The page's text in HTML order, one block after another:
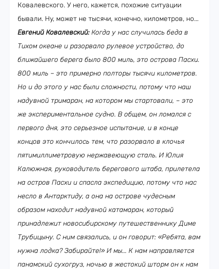
Ковалевского. У него, кажется, похожие ситуации
бывали. Ну, может не тысячи, конечно, километров, но...
Евгений Ковалевский:Когда у нас случилась беда в
Тихом океане и разорвало рулевое устройство, до
ближайшего берега было 800 миль, это острова Пасхи.
800 миль – это примерно полторы тысячи километров.
Но и до этого у нас были сложности, потому что наш
надувной тримаран, на котором мы стартовали, – это
же экспериментальное судно. В общем, он ломался с
первого дня, это серьезное испытание, и в конце
концов это кончилось тем, что разорвало в клочья
пятимиллиметровую нержавеющую сталь. И Юлия
Калюжная, руководитель берегового штаба, прилетела
на остров Пасхи и спасла экспедицию, потому что нас
несло в Антарктиду, а она на острове чудесным
образом находит надувной катамаран, который
принадлежит новосибирскому путешественнику Диме
Трубицыну. С ним связались, и он говорит: «Ребята, вам
нужна лодка? Забирайте!» И мы... К нам направляется
панамский сухогруз, ночью в жестокий шторм он к нам